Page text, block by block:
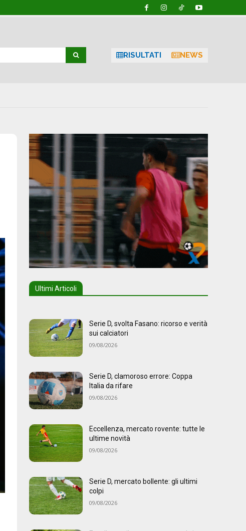
RISULTATI NEWS
Ultimi Articoli
Serie D, svolta Fasano: ricorso e verità
sui calciatori
09/08/2026
Serie D, clamoroso errore: Coppa
Italia da rifare
09/08/2026
Eccellenza, mercato rovente: tutte le
ultime novità
09/08/2026
Serie D, mercato bollente: gli ultimi
colpi
09/08/2026